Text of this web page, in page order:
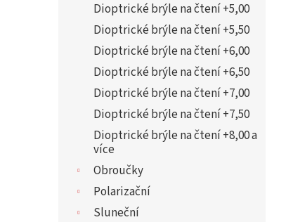
Dioptrické brýle na čtení +5,00
Dioptrické brýle na čtení +5,50
Dioptrické brýle na čtení +6,00
Dioptrické brýle na čtení +6,50
Dioptrické brýle na čtení +7,00
Dioptrické brýle na čtení +7,50
Dioptrické brýle na čtení +8,00 a
více
Obroučky
Polarizační
Sluneční